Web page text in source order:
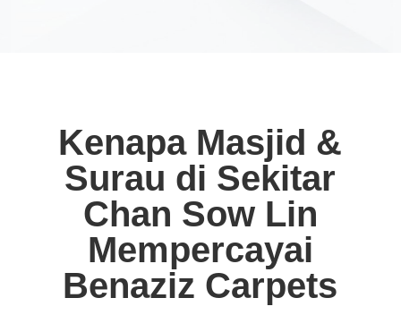
Kenapa Masjid &
Surau di Sekitar
Chan Sow Lin
Mempercayai
Benaziz Carpets